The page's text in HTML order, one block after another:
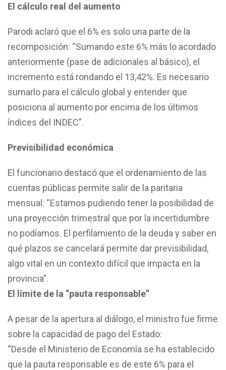
El cálculo real del aumento
Parodi aclaró que el 6% es solo una parte de la
recomposición: “Sumando este 6% más lo acordado
anteriormente (pase de adicionales al básico), el
incremento está rondando el 13,42%. Es necesario
sumarlo para el cálculo global y entender que
posiciona al aumento por encima de los últimos
índices del INDEC”.
Previsibilidad económica
El funcionario destacó que el ordenamiento de las
cuentas públicas permite salir de la paritaria
mensual: “Estamos pudiendo tener la posibilidad de
una proyección trimestral que por la incertidumbre
no podíamos. El perfilamiento de la deuda y saber en
qué plazos se cancelará permite dar previsibilidad,
algo vital en un contexto difícil que impacta en la
provincia”.
El límite de la “pauta responsable”
A pesar de la apertura al diálogo, el ministro fue firme
sobre la capacidad de pago del Estado:
“Desde el Ministerio de Economía se ha establecido
que la pauta responsable es de este 6% para el